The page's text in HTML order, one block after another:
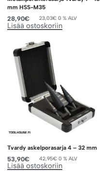
mm HSS-M35
28,90€ 23,03€ 0 % ALV
Lisää ostoskoriin
Tvardy askelporasarja 4 – 32 mm
53,90€ 42,95€ 0 % ALV
Lisää ostoskoriin